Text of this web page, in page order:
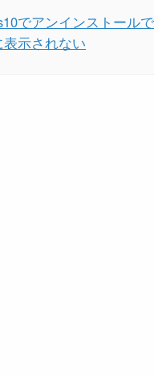
でアンインストール
表示されない